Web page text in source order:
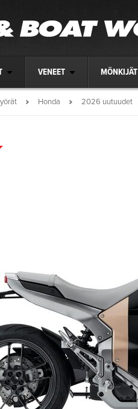
VENEET MÖNKIJÄT
Honda 2026 uutuudet